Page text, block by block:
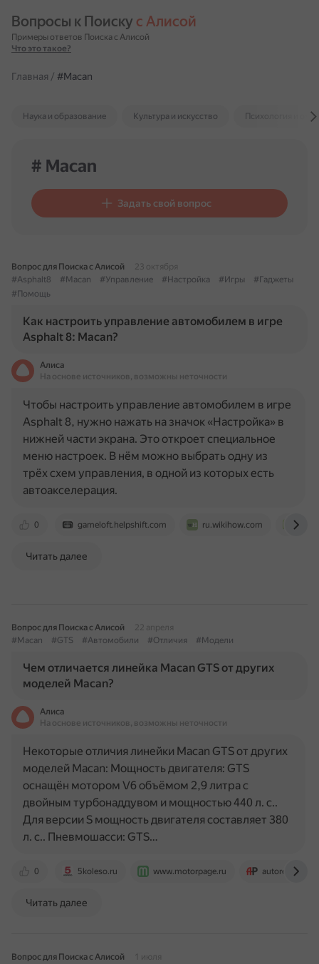
Вопросы к Поиску с Алисой
Примеры ответов Поиска с Алисой
Что это такое?
Главная / #Macan
Наука и образование Культура и искусство Психология и
# Macan
Задать свой вопрос
Вопрос для Поиска с Алисой
23 октября
#Asphalt8
#Macan #Управление #Настройка #Игры
#Гаджеты
#Помощь
Как настроить управление автомобилем в игре
Asphalt 8: Macan?
Алиса
На основе источников, возможны неточности
0 gameloft.helpshift.com ru.wikihow.com
Чтобы настроить управление автомобилем в игре
Asphalt 8, нужно нажать на значок «Настройка» в
нижней части экрана. Это откроет специальное
меню настроек. В нём можно выбрать одну из
трёх схем управления, в одной из которых есть
автоакселерация.
Читать далее
Вопрос для Поиска с Алисой
22 апреля
#Macan
#GTS #Автомобили #Отличия #Модели
Чем отличается линейка Macan GTS от других
моделей Macan?
Алиса
На основе источников, возможны неточности
0 5koleso.ru www.motorpage.ru autoreview.ru
Некоторые отличия линейки Macan GTS от других
моделей Macan: Мощность двигателя: GTS
оснащён мотором V6 объёмом 2,9 литра с
двойным турбонаддувом и мощностью 440 л. с..
Для версии S мощность двигателя составляет 380
л. с.. Пневмошасси: GTS…
Читать далее
Вопрос для Поиска с Алисой
1 июля